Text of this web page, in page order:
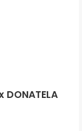
DONATELA